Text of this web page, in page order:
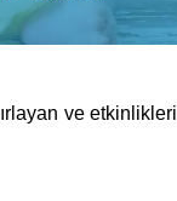
ve etkinlikleri